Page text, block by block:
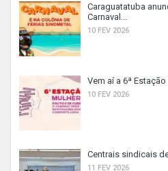
Caraguatatuba
Carnaval...
10 FEV 2026
Vem aí a 6ª Estação
10 FEV 2026
Centrais sindicais
11 FEV 2026